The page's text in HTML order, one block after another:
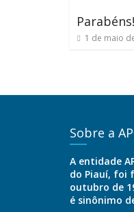
Parabéns!
1 de maio
Sobre a
A entidade
do Piauí, foi
outubro de
é sinônimo